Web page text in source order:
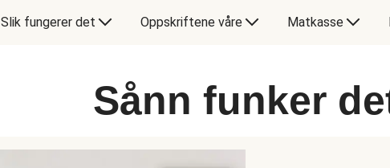
Slik fungerer det Oppskriftene våre Matkasse
Sånn funker